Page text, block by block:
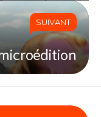
SUIVANT